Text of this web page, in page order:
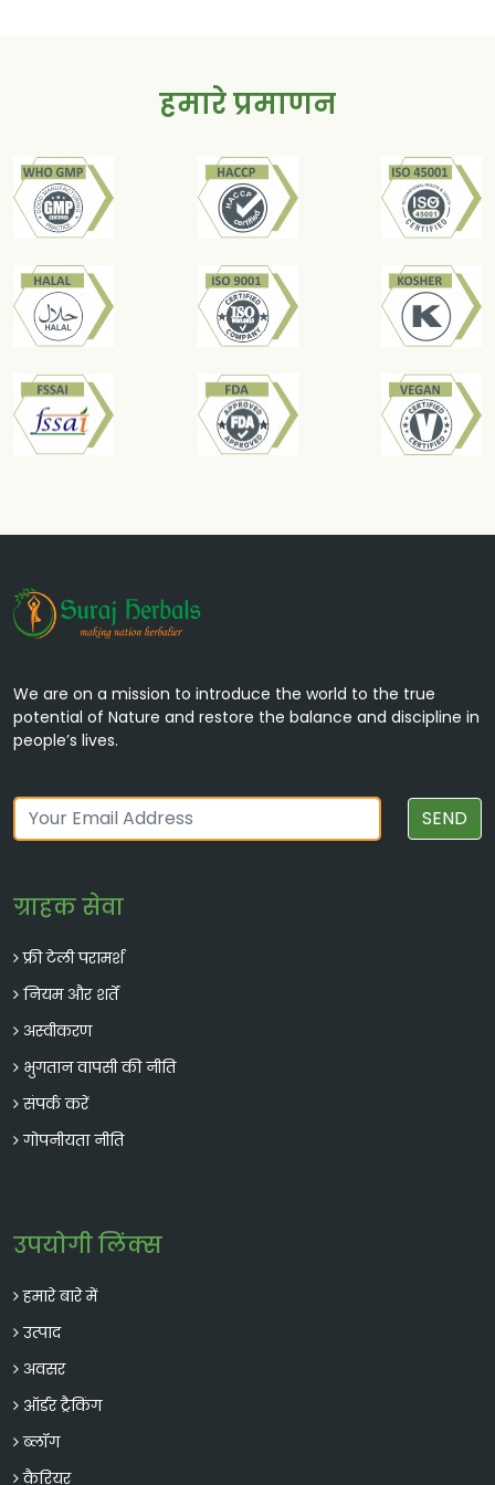
चिंता को कम करके काम करता है।
हमारे प्रमाणन
We are on a mission to introduce the world to the true
potential of Nature and restore the balance and discipline in
people’s lives.
SEND
ग्राहक सेवा
फ्री टेली परामर्श
नियम और शर्तें
अस्वीकरण
भुगतान वापसी की नीति
संपर्क करें
गोपनीयता नीति
उपयोगी लिंक्स
हमारे बारे में
उत्पाद
अवसर
ऑर्डर ट्रैकिंग
ब्लॉग
कैरियर